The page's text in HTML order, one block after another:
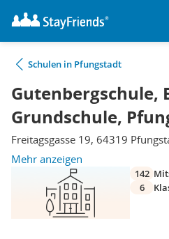
Schulen in Pfungstadt
Gutenbergschule,
Grundschule,
Freitagsgasse 19, 64319
Mehr anzeigen
142
6